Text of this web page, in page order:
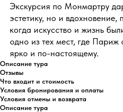
Экскурсия по Монмартру
эстетику, но и вдохновение,
когда искусство и жизнь
одно из тех мест, где
ярко и по-настоящему.
Описание тура
Отзывы
Что входит и стоимость
Условия бронирования и оплаты
Условия отмены и возврата
Описание тура